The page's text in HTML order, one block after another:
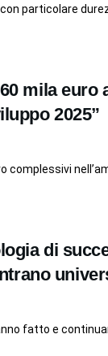
particolare
mila euro
2025”
complessivi
di
fatto e